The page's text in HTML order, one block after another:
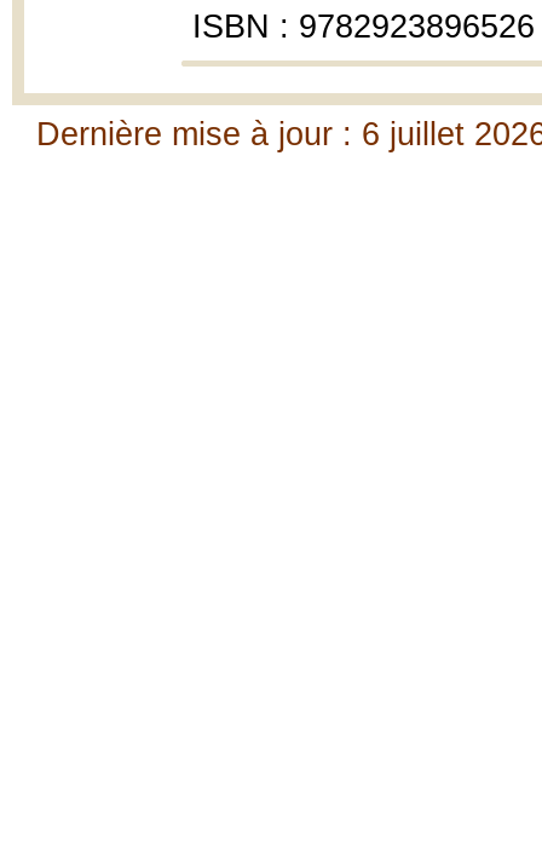
ISBN : 9782923896526
Dernière mise à jour : 6 juillet